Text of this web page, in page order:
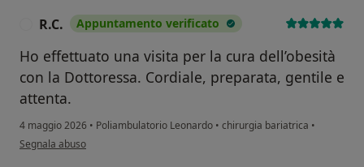
R.C. Appuntamento verificato
Ho effettuato una visita per la cura dell’obesità
con la Dottoressa. Cordiale, preparata, gentile e
attenta.
4 maggio 2026 • Poliambulatorio Leonardo • chirurgia bariatrica •
secondo l'opinione dell'utente R.C.
Segnala abuso